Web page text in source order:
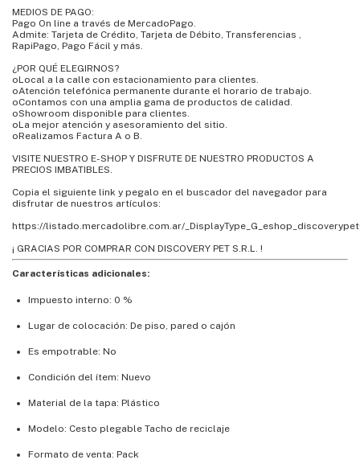
MEDIOS DE PAGO:
Pago On line a través de MercadoPago.
Admite: Tarjeta de Crédito, Tarjeta de Débito, Transferencias ,
RapiPago, Pago Fácil y más.
¿POR QUÉ ELEGIRNOS?
oLocal a la calle con estacionamiento para clientes.
oAtención telefónica permanente durante el horario de trabajo.
oContamos con una amplia gama de productos de calidad.
oShowroom disponible para clientes.
oLa mejor atención y asesoramiento del sitio.
oRealizamos Factura A o B.
VISITE NUESTRO E-SHOP Y DISFRUTE DE NUESTRO PRODUCTOS A
PRECIOS IMBATIBLES.
Copia el siguiente link y pegalo en el buscador del navegador para
disfrutar de nuestros artículos:
https://listado.mercadolibre.com.ar/
¡ GRACIAS POR COMPRAR CON DISCOVERY PET S.R.L. !
Características adicionales:
Impuesto interno: 0 %
Lugar de colocación: De piso, pared o cajón
Es empotrable: No
Condición del ítem: Nuevo
Material de la tapa: Plástico
Modelo: Cesto plegable Tacho de reciclaje
Formato de venta: Pack